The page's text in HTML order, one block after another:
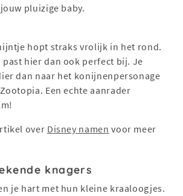
pluizige baby.
hopt straks vrolijk in het rond.
past hier dan ook perfect bij. Je
dan naar het konijnenpersonage
Een echte aanrader
over Disney namen voor meer
knagers
je hart met hun kleine kraaloogjes.